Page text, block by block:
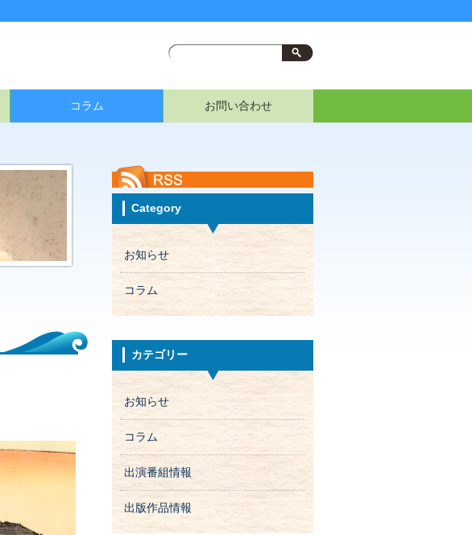
コラム お問い合わせ
Category
お知らせ
コラム
カテゴリー
お知らせ
コラム
出演番組情報
出版作品情報